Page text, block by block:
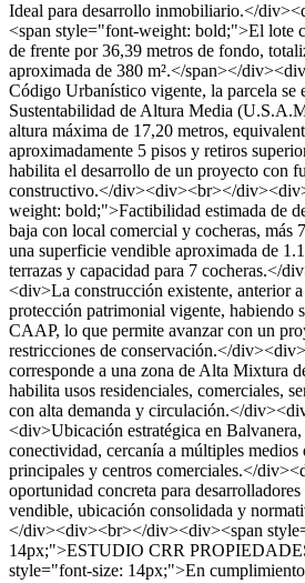
Ideal para desarrollo inmobiliario.</
<span style="font-weight: bold;">El lote
de frente por 36,39 metros de fondo,
aproximada de 380 m².</span></
Código Urbanístico vigente, la parcela se
Sustentabilidad de Altura Media
altura máxima de 17,20 metros,
aproximadamente 5 pisos y retiros
habilita el desarrollo de un proyecto con
constructivo.</div><div><br></
weight: bold;">Factibilidad estimada de
baja con local comercial y cocheras, más
una superficie vendible aproximada de
terrazas y capacidad para 7 cocheras.</
<div>La construcción existente, anterior
protección patrimonial vigente, habiendo
CAAP, lo que permite avanzar con un
restricciones de conservación.</
corresponde a una zona de Alta Mixtura
habilita usos residenciales, comerciales,
con alta demanda y circulación.</
<div>Ubicación estratégica en
conectividad, cercanía a múltiples medios
principales y centros comerciales.</
oportunidad concreta para
vendible, ubicación consolidada y
</div><div><br></div><div><span
14px;">ESTUDIO CRR
style="font-size: 14px;">En